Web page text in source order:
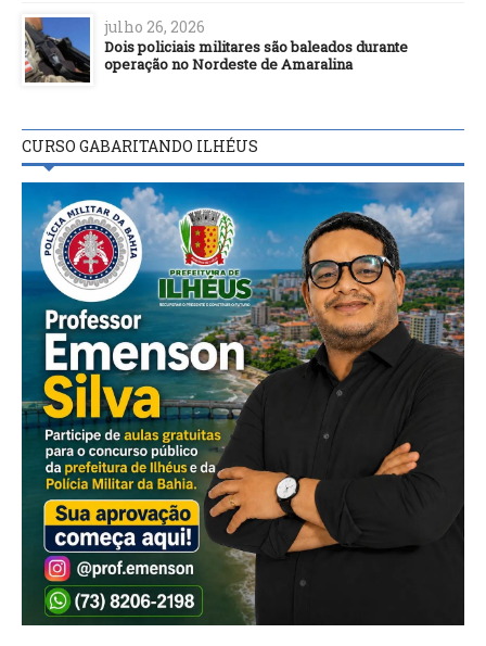
julho 26, 2026
Dois policiais militares são baleados durante
operação no Nordeste de Amaralina
CURSO GABARITANDO ILHÉUS